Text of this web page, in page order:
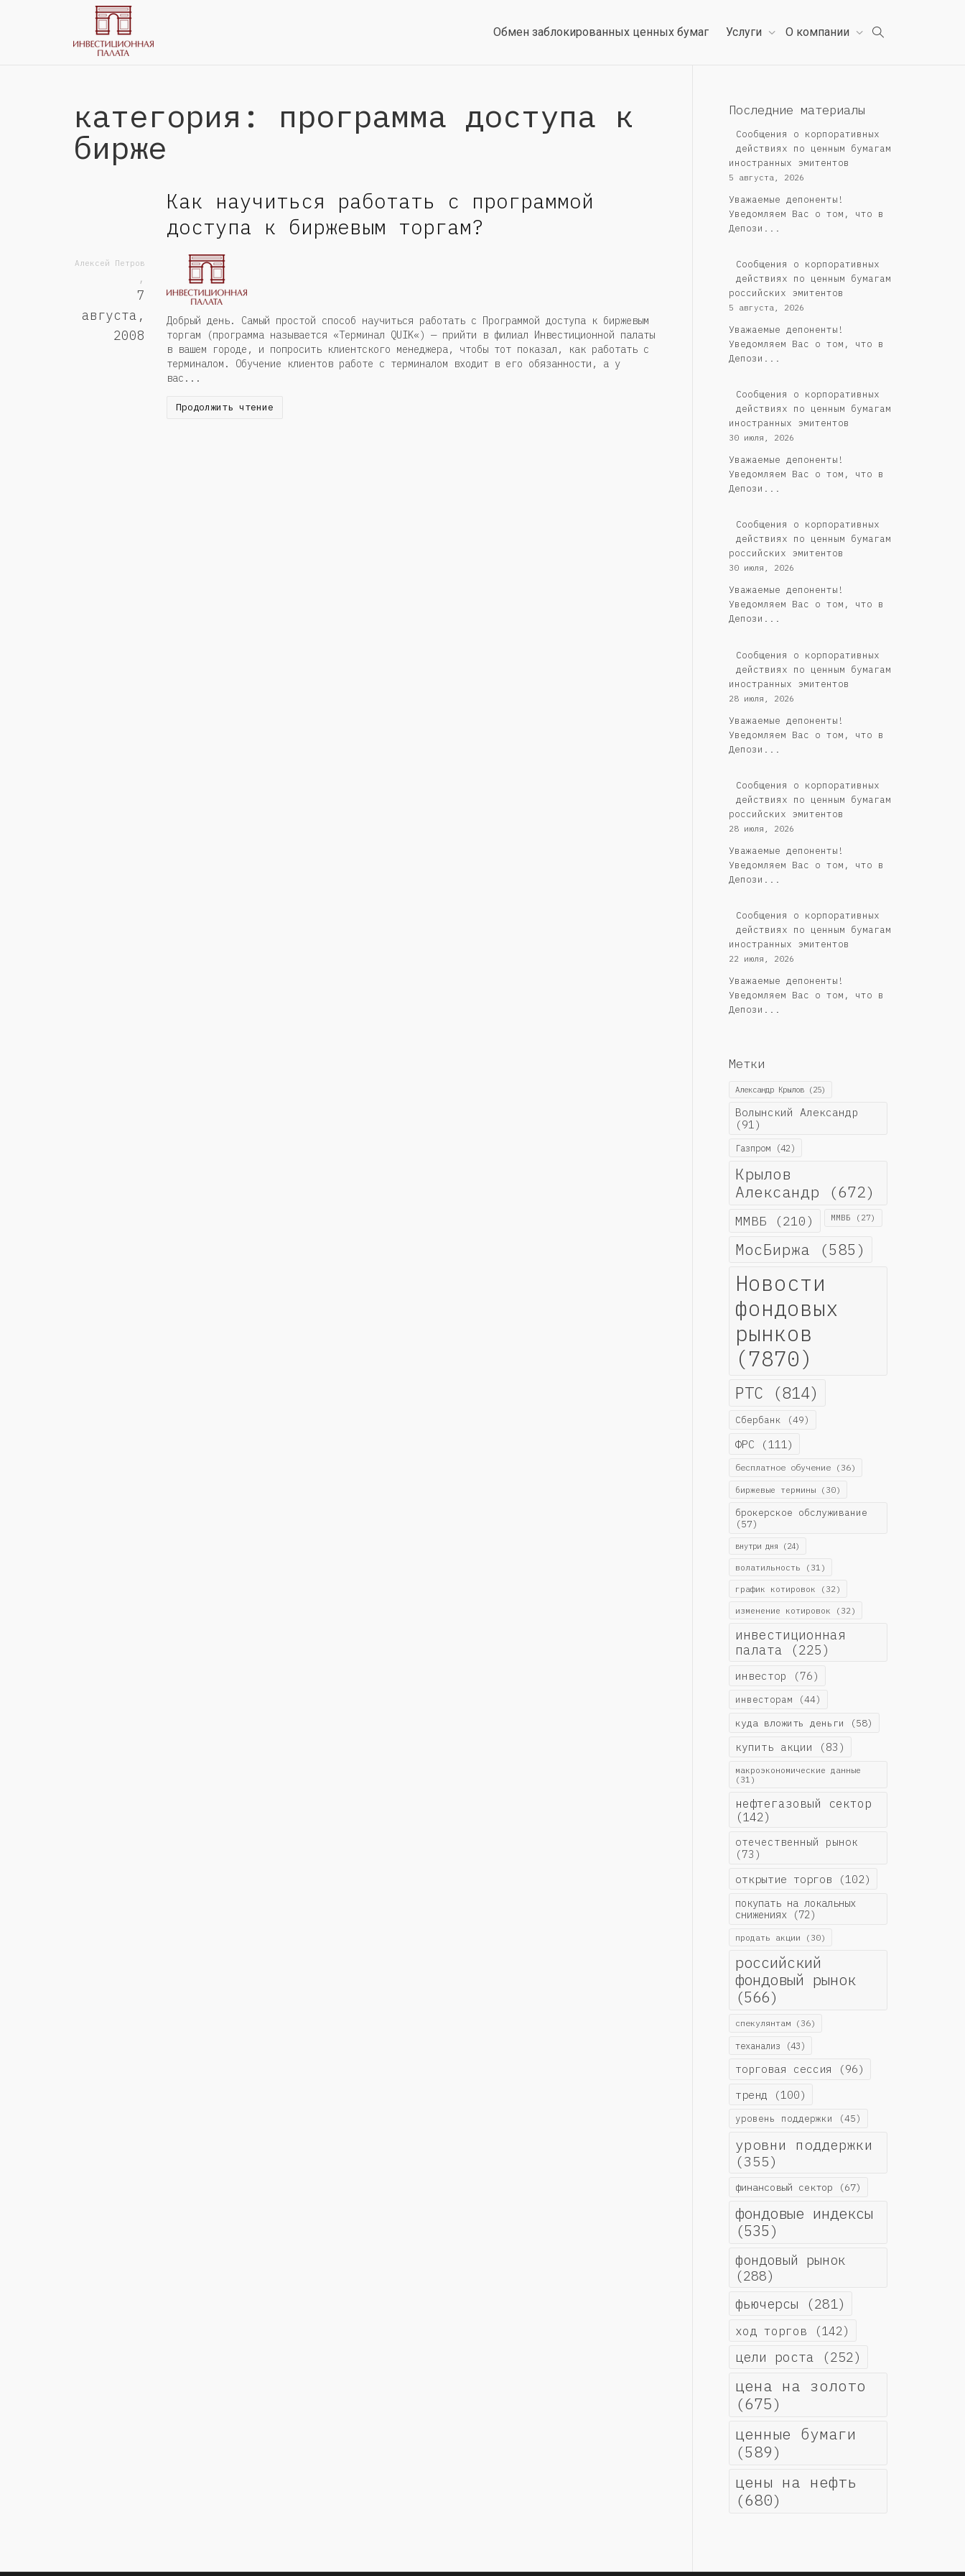
Обмен заблокированных ценных бумаг Услуги О компании
категория: программа доступа к
бирже
Как научиться работать с программой
доступа к биржевым торгам?
Алексей Петров
,
7
августа,
2008
Добрый день. Самый простой способ научиться работать с Программой доступа к биржевым
торгам (программа называется «Терминал QUIK«) — прийти в филиал Инвестиционной палаты
в вашем городе, и попросить клиентского менеджера, чтобы тот показал, как работать с
терминалом. Обучение клиентов работе с терминалом входит в его обязанности, а у
вас...
Продолжить чтение
Последние материалы
Сообщения о корпоративных
действиях по ценным бумагам
иностранных эмитентов
5 августа, 2026
Уважаемые депоненты!
Уведомляем Вас о том, что в
Депози...
Cообщения о корпоративных
действиях по ценным бумагам
российских эмитентов
5 августа, 2026
Уважаемые депоненты!
Уведомляем Вас о том, что в
Депози...
Сообщения о корпоративных
действиях по ценным бумагам
иностранных эмитентов
30 июля, 2026
Уважаемые депоненты!
Уведомляем Вас о том, что в
Депози...
Cообщения о корпоративных
действиях по ценным бумагам
российских эмитентов
30 июля, 2026
Уважаемые депоненты!
Уведомляем Вас о том, что в
Депози...
Сообщения о корпоративных
действиях по ценным бумагам
иностранных эмитентов
28 июля, 2026
Уважаемые депоненты!
Уведомляем Вас о том, что в
Депози...
Cообщения о корпоративных
действиях по ценным бумагам
российских эмитентов
28 июля, 2026
Уважаемые депоненты!
Уведомляем Вас о том, что в
Депози...
Сообщения о корпоративных
действиях по ценным бумагам
иностранных эмитентов
22 июля, 2026
Уважаемые депоненты!
Уведомляем Вас о том, что в
Депози...
Метки
Александр Крылов(25)
Волынский Александр
(91)
Газпром(42)
Крылов
Александр (672)
ММВБ (210) ММВБ (27)
МосБиржа (585)
Новости
фондовых
рынков
(7870)
РТС (814)
Сбербанк (49)
ФРС (111)
бесплатное обучение(36)
биржевые термины(30)
брокерское обслуживание
(57)
внутри дня (24)
волатильность (31)
график котировок (32)
изменение котировок (32)
инвестиционная
палата (225)
инвестор (76)
инвесторам (44)
куда вложить деньги (58)
купить акции (83)
макроэкономические данные
(31)
нефтегазовый сектор
(142)
отечественный рынок
(73)
открытие торгов (102)
покупать на локальных
снижениях(72)
продать акции (30)
российский
фондовый рынок
(566)
спекулянтам(36)
теханализ (43)
торговая сессия (96)
тренд (100)
уровень поддержки (45)
уровни поддержки
(355)
финансовый сектор (67)
фондовые индексы
(535)
фондовый рынок
(288)
фьючерсы (281)
ход торгов (142)
цели роста (252)
цена на золото
(675)
ценные бумаги
(589)
цены на нефть
(680)